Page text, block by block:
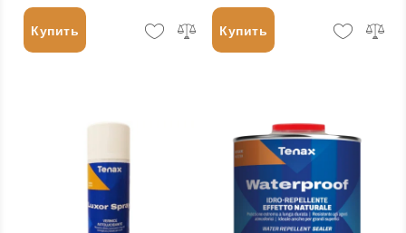
Купить Купить